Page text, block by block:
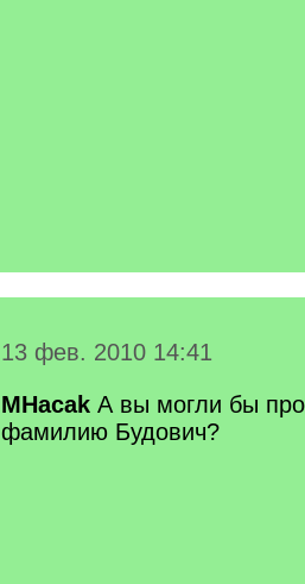
13 фев. 2010 14:41
MHacak А вы могли бы
фамилию Будович?